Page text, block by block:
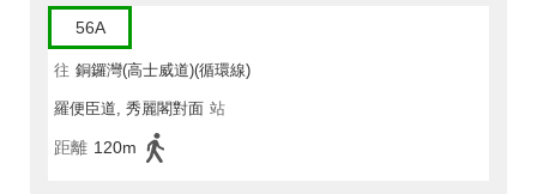
56A
往 銅鑼灣(高士威道)(循環線)
羅便臣道, 秀麗閣對面 站
距離 120m